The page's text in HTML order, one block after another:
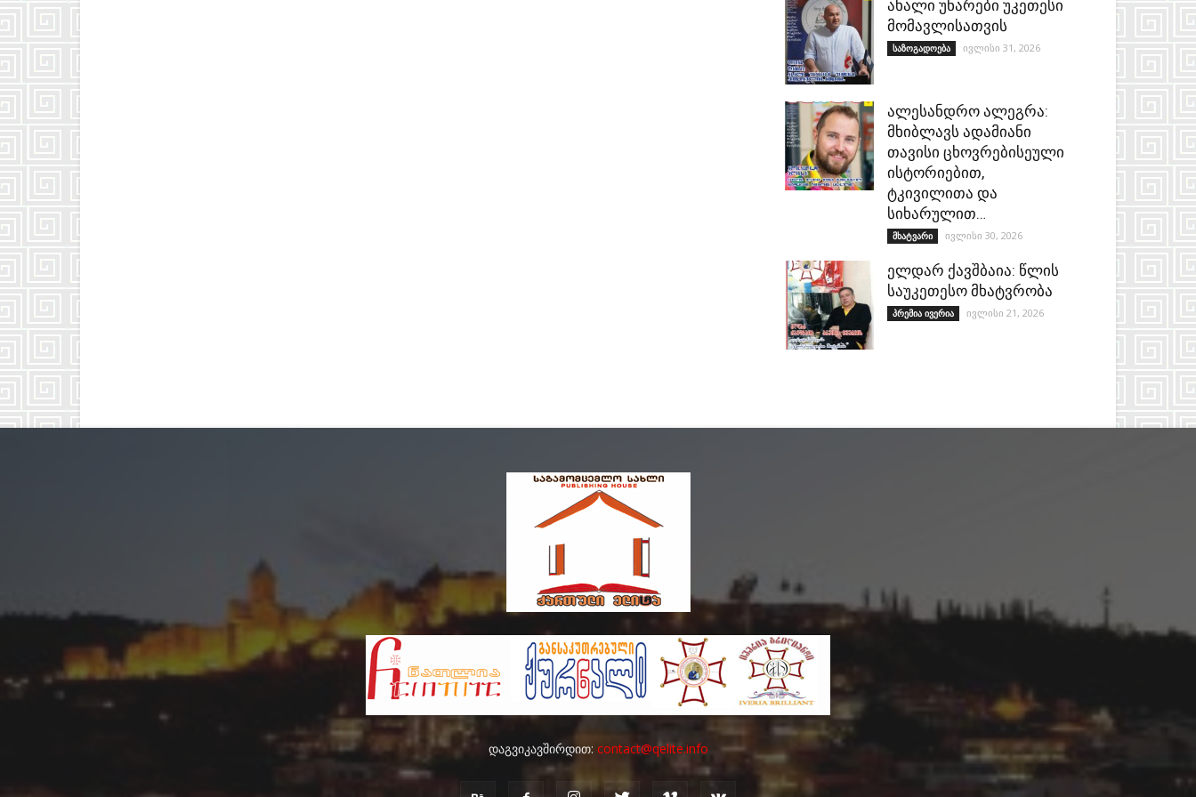
ახალი უნარები უკეთესი
მომავლისათვის
საზოგადოება ივლისი 31, 2026
ალესანდრო ალეგრა:
მხიბლავს ადამიანი
თავისი ცხოვრებისეული
ისტორიებით,
ტკივილითა და
სიხარულით…
მხატვარი ივლისი 30, 2026
ელდარ ქავშბაია: წლის
საუკეთესო მხატვრობა
პრემია ივერია ივლისი 21, 2026
დაგვიკავშირდით: contact@qelite.info